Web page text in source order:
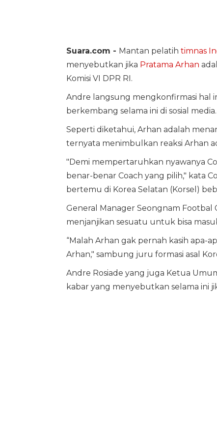
Suara.com - Mantan pelatih timnas
menyebutkan jika Pratama Arhan
Komisi VI DPR RI.
Andre langsung mengkonfirmasi hal
berkembang selama ini di sosial media.
Seperti diketahui, Arhan adalah
ternyata menimbulkan reaksi Arhan
"Demi mempertaruhkan nyawanya
benar-benar Coach yang pilih," kata
bertemu di Korea Selatan (Korsel)
General Manager Seongnam Footbal
menjanjikan sesuatu untuk bisa
“Malah Arhan gak pernah kasih apa-
Arhan," sambung juru formasi asal
Andre Rosiade yang juga Ketua
kabar yang menyebutkan selama ini